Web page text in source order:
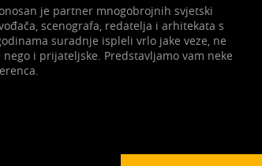
je partner mnogobrojnih svjetski
scenografa, redatelja i arhitekata s
suradnje ispleli vrlo jake veze, ne
nego i prijateljske. Predstavljamo vam neke